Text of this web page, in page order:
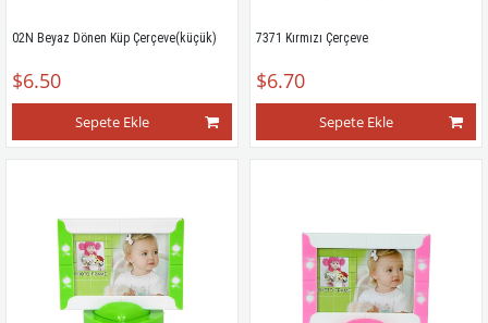
02N Beyaz Dönen Küp Çerçeve(küçük)
$6.50
Sepete Ekle
7371 Kırmızı Çerçeve
$6.70
Sepete Ekle